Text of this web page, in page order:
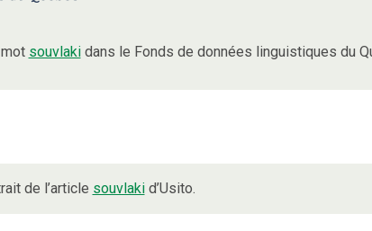
souvlakidans le Fonds de données linguistiques du
de l’article souvlakid’Usito.